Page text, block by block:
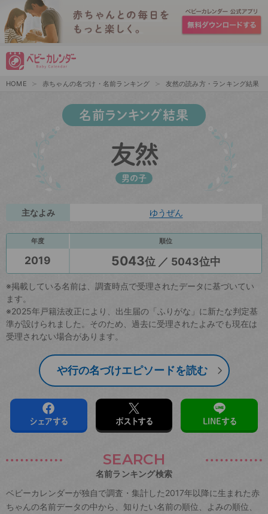
HOME 赤ちゃんの名づけ・名前ランキング 友然の読み方・ランキング結果
名前ランキング結果
友然
男の子
主なよみ ゆうぜん
年度 順位
2019 5043位 ／ 5043位中
※掲載している名前は、調査時点で受理されたデータに基づいてい
ます。
※2025年戸籍法改正により、出生届の「ふりがな」に新たな判定基
準が設けられました。そのため、過去に受理されたよみでも現在は
受理されない場合があります。
や行の名づけエピソードを読む
シェアする ポストする LINEする
SEARCH
名前ランキング検索
ベビーカレンダーが独自で調査・集計した2017年以降に生まれた赤
ちゃんの名前データの中から、知りたい名前の順位、よみの順位、